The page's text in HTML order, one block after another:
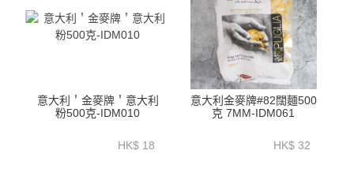
意大利＇金麥牌＇意大利
粉500克-IDM010
HK$ 18
意大利金麥牌#82闊麵500
克 7MM-IDM061
HK$ 32